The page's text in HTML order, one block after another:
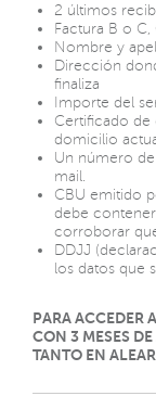
2 últimos
Factura B o
Nombre y
Dirección
finaliza
Importe del
Certificado
domicilio
Un número
mail.
CBU emitido
debe
corroborar
DDJJ
los datos que
PARA ACCEDER
CON 3 MESES
TANTO EN